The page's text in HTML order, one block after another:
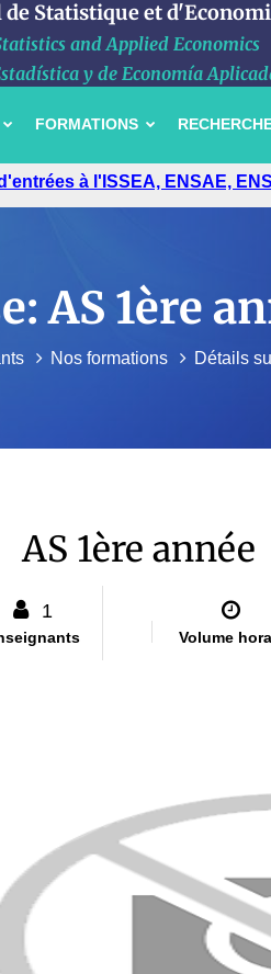
Statistique et
and Applied Economics
y de Economía
FORMATIONS
à l'ISSEA, ENSAE,
AS 1ère
Nos formations Détails
AS 1ère année
1
Volume